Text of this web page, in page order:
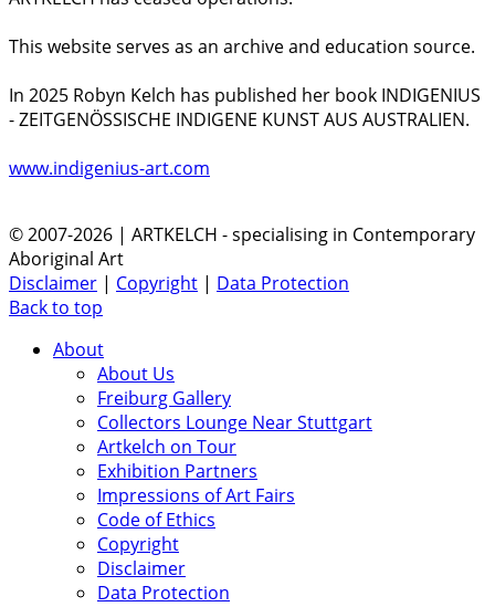
This website serves as an archive and education source.
In 2025 Robyn Kelch has published her book INDIGENIUS
- ZEITGENÖSSISCHE INDIGENE KUNST AUS AUSTRALIEN.
www.indigenius-art.com
© 2007-2026 | ARTKELCH - specialising in Contemporary
Aboriginal Art
Disclaimer | Copyright | Data Protection
Back to top
About
About Us
Freiburg Gallery
Collectors Lounge Near Stuttgart
Artkelch on Tour
Exhibition Partners
Impressions of Art Fairs
Code of Ethics
Copyright
Disclaimer
Data Protection